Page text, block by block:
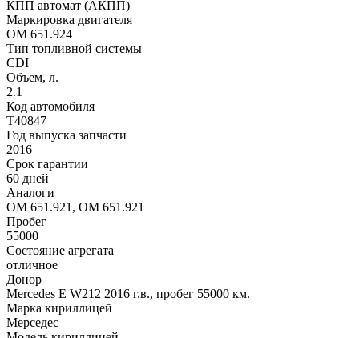
КПП автомат (АКПП)
Маркировка двигателя
OM 651.924
Тип топливной системы
CDI
Объем, л.
2.1
Код автомобиля
T40847
Год выпуска запчасти
2016
Срок гарантии
60 дней
Аналоги
OM 651.921, OM 651.921
Пробег
55000
Состояние агрегата
отличное
Донор
Mercedes E W212 2016 г.в., пробег 55000 км.
Марка кириллицей
Мерседес